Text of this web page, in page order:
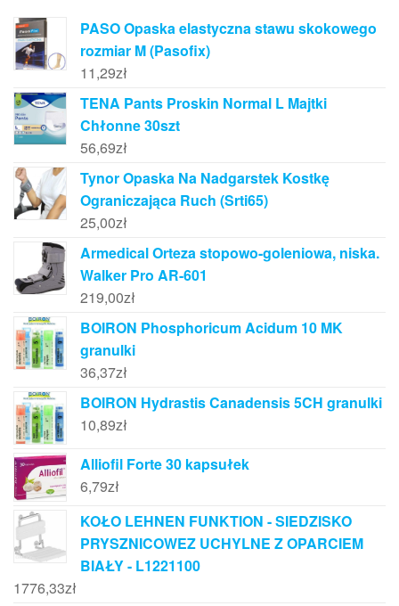
PASO Opaska elastyczna stawu skokowego
rozmiar M (Pasofix)
11,29zł
TENA Pants Proskin Normal L Majtki
Chłonne 30szt
56,69zł
Tynor Opaska Na Nadgarstek Kostkę
Ograniczająca Ruch (Srti65)
25,00zł
Armedical Orteza stopowo-goleniowa, niska.
Walker Pro AR-601
219,00zł
BOIRON Phosphoricum Acidum 10 MK
granulki
36,37zł
BOIRON Hydrastis Canadensis 5CH granulki
10,89zł
Alliofil Forte 30 kapsułek
6,79zł
KOŁO LEHNEN FUNKTION - SIEDZISKO
PRYSZNICOWEZ UCHYLNE Z OPARCIEM
BIAŁY - L1221100
1776,33zł